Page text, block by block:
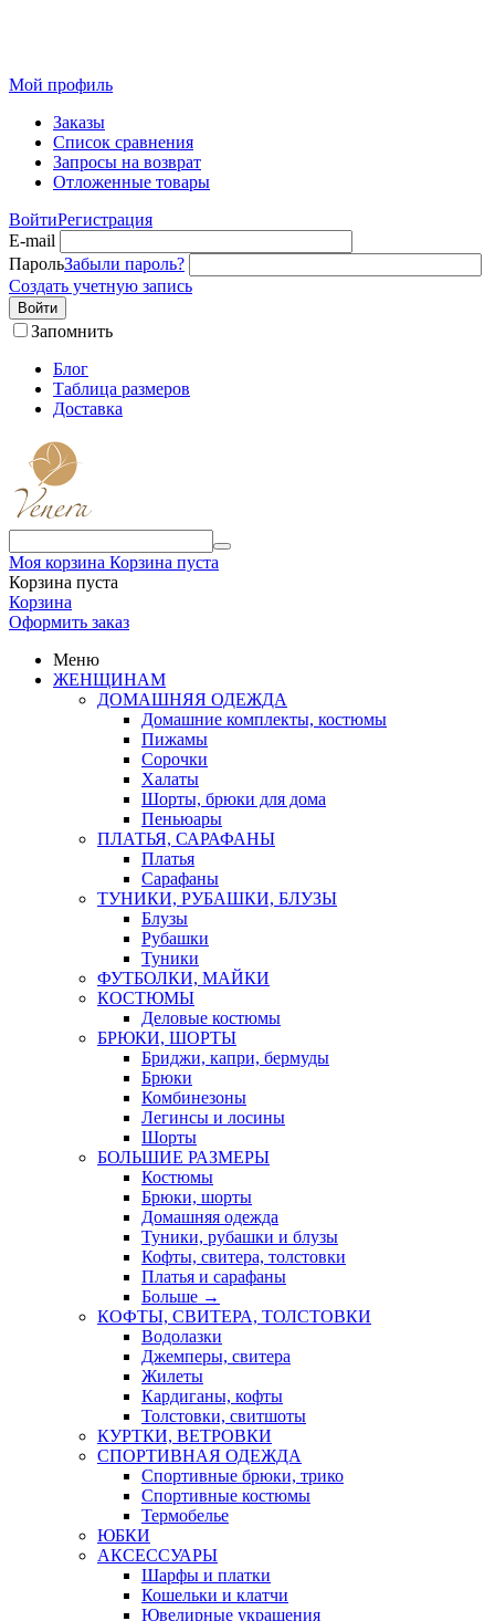
Мой профиль
Заказы
Список сравнения
Запросы на возврат
Отложенные товары
ВойтиРегистрация
E-mail
ПарольЗабыли пароль?
Создать учетную запись
Войти
Запомнить
Блог
Таблица размеров
Доставка
Моя корзина Корзина пуста
Корзина пуста
Корзина
Оформить заказ
Меню
ЖЕНЩИНАМ
ДОМАШНЯЯ ОДЕЖДА
Домашние комплекты, костюмы
Пижамы
Сорочки
Халаты
Шорты, брюки для дома
Пеньюары
ПЛАТЬЯ, САРАФАНЫ
Платья
Сарафаны
ТУНИКИ, РУБАШКИ, БЛУЗЫ
Блузы
Рубашки
Туники
ФУТБОЛКИ, МАЙКИ
КОСТЮМЫ
Деловые костюмы
БРЮКИ, ШОРТЫ
Бриджи, капри, бермуды
Брюки
Комбинезоны
Легинсы и лосины
Шорты
БОЛЬШИЕ РАЗМЕРЫ
Костюмы
Брюки, шорты
Домашняя одежда
Туники, рубашки и блузы
Кофты, свитера, толстовки
Платья и сарафаны
Больше →
КОФТЫ, СВИТЕРА, ТОЛСТОВКИ
Водолазки
Джемперы, свитера
Жилеты
Кардиганы, кофты
Толстовки, свитшоты
КУРТКИ, ВЕТРОВКИ
СПОРТИВНАЯ ОДЕЖДА
Спортивные брюки, трико
Спортивные костюмы
Термобелье
ЮБКИ
AКСЕССУАРЫ
Шарфы и платки
Кошельки и клатчи
Ювелирные украшения